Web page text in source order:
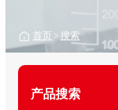
产品搜索
首页 > 搜索